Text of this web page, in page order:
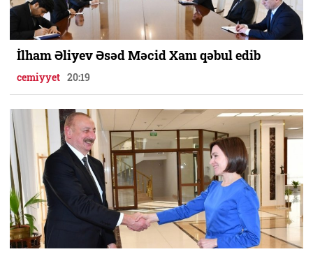
İlham Əliyev Əsəd Məcid Xanı qəbul edib
cemiyyet 20:19